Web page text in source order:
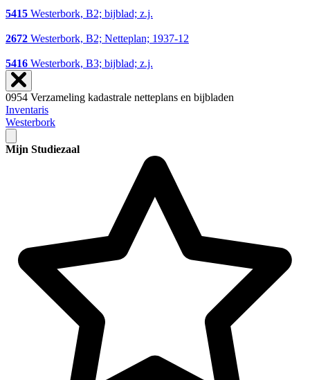
5415 Westerbork, B2; bijblad; z.j.
2672 Westerbork, B2; Netteplan; 1937-12
5416 Westerbork, B3; bijblad; z.j.
0954 Verzameling kadastrale netteplans en bijbladen
Inventaris
Westerbork
Mijn Studiezaal